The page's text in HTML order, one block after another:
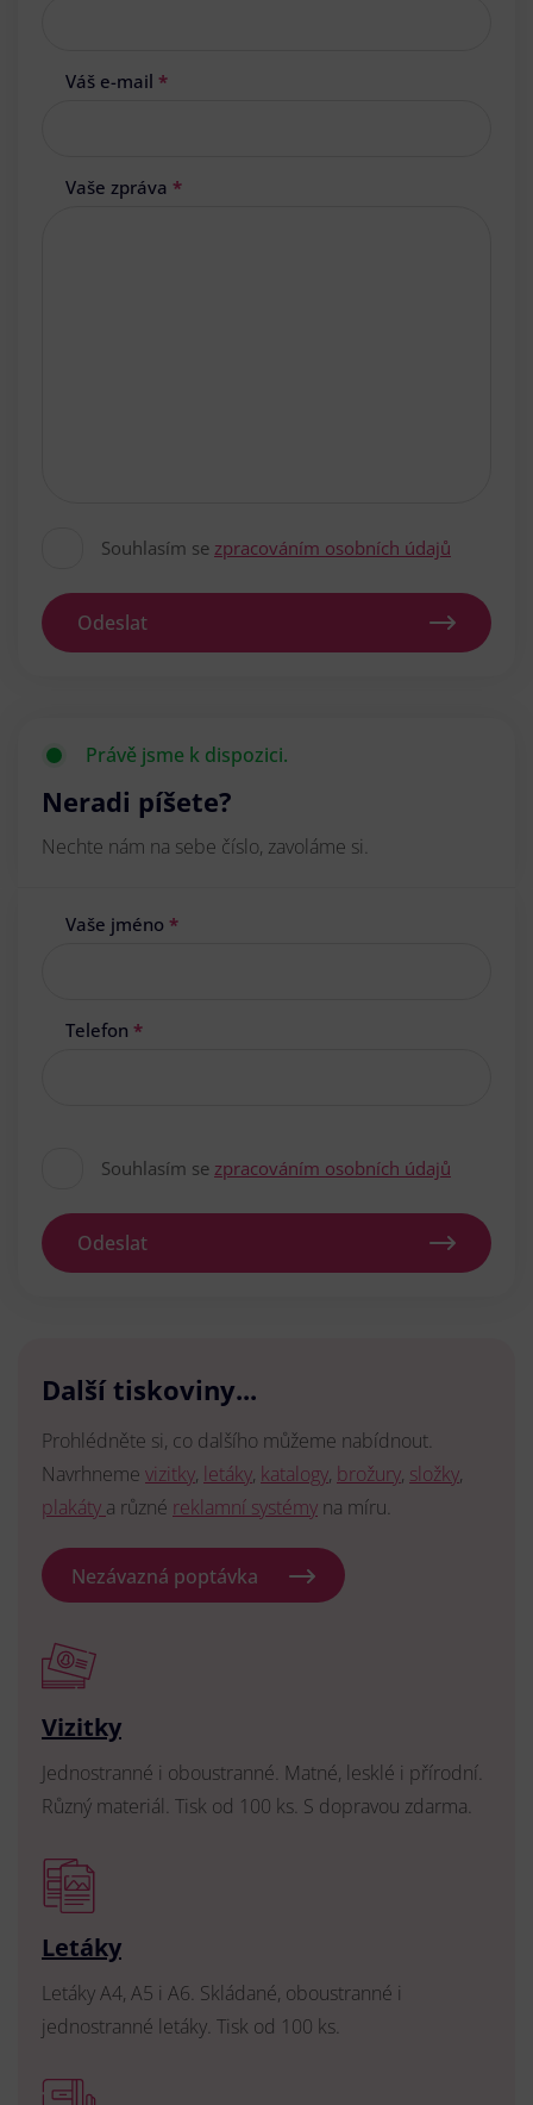
Váš e-mail *
Vaše zpráva *
Souhlasím se zpracováním osobních údajů
Odeslat
Právě jsme k dispozici.
Neradi píšete?
Nechte nám na sebe číslo, zavoláme si.
Vaše jméno *
Telefon *
Souhlasím se zpracováním osobních údajů
Odeslat
Další tiskoviny...
Prohlédněte si, co dalšího můžeme nabídnout.
Navrhneme vizitky, letáky, katalogy, brožury, složky,
plakáty a různé reklamní systémy na míru.
Nezávazná poptávka
Vizitky
Jednostranné i oboustranné. Matné, lesklé i přírodní.
Různý materiál. Tisk od 100 ks. S dopravou zdarma.
Letáky
Letáky A4, A5 i A6. Skládané, oboustranné i
jednostranné letáky. Tisk od 100 ks.